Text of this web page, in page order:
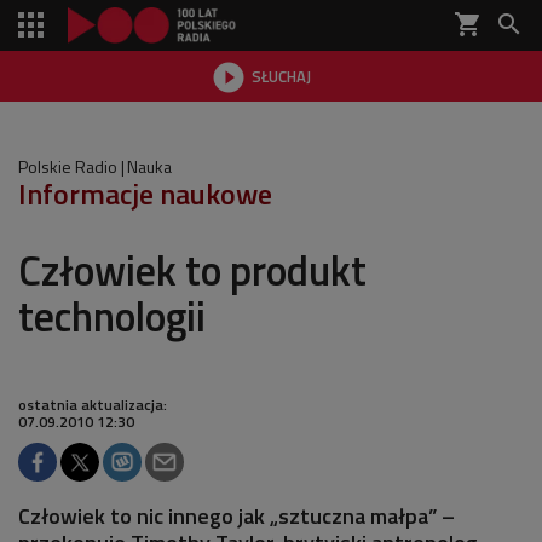
shopping_cart 
 SŁUCHAJ

Polskie Radio Nauka
Informacje naukowe
Człowiek to produkt
technologii
ostatnia aktualizacja:
07.09.2010 12:30
Człowiek to nic innego jak „sztuczna małpa” –